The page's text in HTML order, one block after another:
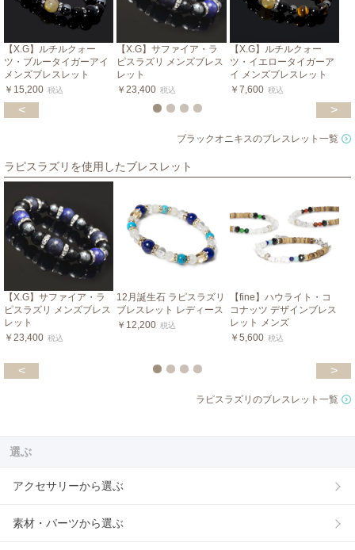
【X.G】ルチルクォー
ツ・ブルータイガーアイ
メンズブレスレット
￥15,200 税込
【X.G】サファイア・ラ
ピスラズリ メンズブレス
レット
￥23,400 税込
【X.G】ルチルクォー
ツ・イエロータイガーア
イ メンズブレスレット
￥7,600 税込
< >
ブラックオニキスのブレスレット一覧
ラピスラズリを使用したブレスレット
【X.G】サファイア・ラ
ピスラズリ メンズブレス
レット
￥23,400 税込
12月誕生石 ラピスラズリ
ブレスレット レディース
￥12,200 税込
【fine】ハウライト・コ
コナッツ デザインブレス
レット メンズ
￥5,600 税込
< >
ラピスラズリのブレスレット一覧
選ぶ
アクセサリーから選ぶ
素材・パーツから選ぶ